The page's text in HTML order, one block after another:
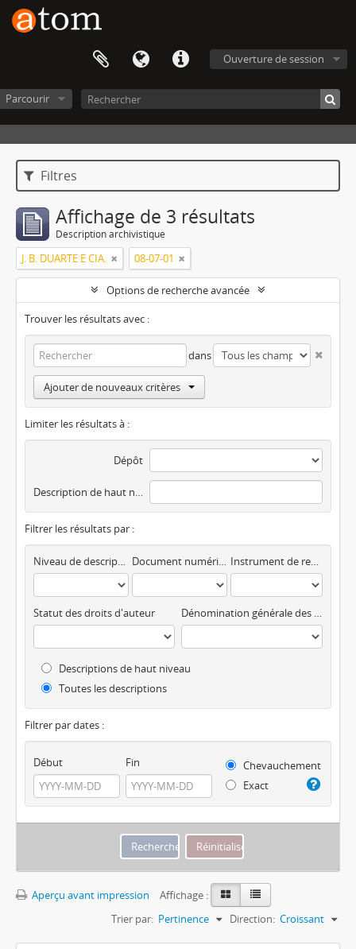
Ouverture de session
Parcourir
Filtres
Affichage de 3 résultats
Description archivistique
J. B. DUARTE E CIA. 08-07-01
Options de recherche avancée
Trouver les résultats avec :
dans
Ajouter de nouveaux critères
Limiter les résultats à :
Dépôt
Description de haut niveau
Filtrer les résultats par :
Niveau de description Document numérique disponible Instrument de recherche
Statut des droits d'auteur Dénomination générale des documents
Descriptions de haut niveau
Toutes les descriptions
Filtrer par dates :
Début Fin
Chevauchement
Exact
Aperçu avant impression
Affichage :
Trier par: Pertinence Direction: Croissant